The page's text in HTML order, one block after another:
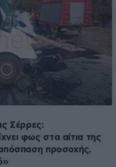
Σέρρες:
φως στα αίτια της
προσοχής,